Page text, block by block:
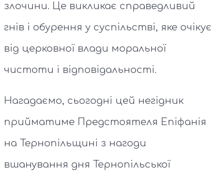
злочини. Це викликає справедливий
гнів і обурення у суспільстві, яке очікує
від церковної влади моральної
чистоти і відповідальності.
Нагадаємо, сьогодні цей негідник
прийматиме Предстоятеля Епіфанія
на Тернопільщині з нагоди
вшанування дня Тернопільської